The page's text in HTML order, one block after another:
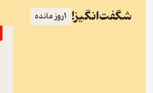
شگفت‌انگیز! 1روز مانده